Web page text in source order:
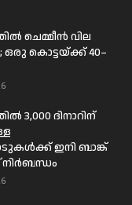
ചെമ്മീൻ വില
കൊട്ടയ്ക്ക് 40–
3,000 ദിനാറിന്
ഇനി ബാങ്ക്
നിർബന്ധം